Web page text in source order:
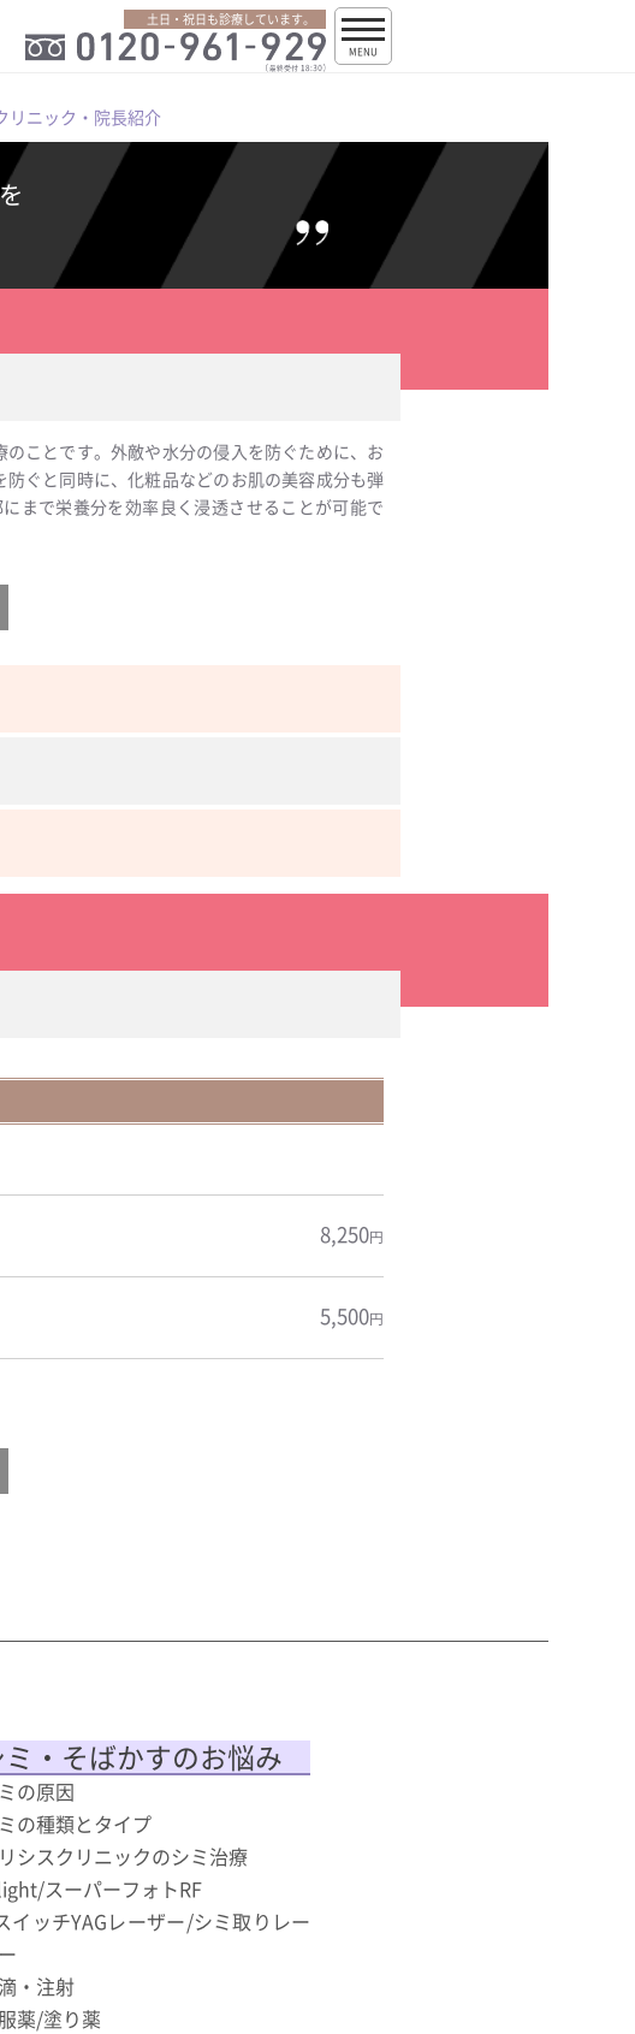
土日・祝日も診療しています。
MENU
リニック・院長紹介
ことです。外敵や水分の侵入を防ぐために、お
ぐと同時に、化粧品などのお肌の美容成分も弾
まで栄養分を効率良く浸透させることが可能で
8,250円
5,500円
ミ・そばかすのお悩み
の原因
の種類とタイプ
シスクリニックのシミ治療
スーパーフォトRF
イッチYAGレーザー/シミ取りレー
・注射
薬/塗り薬